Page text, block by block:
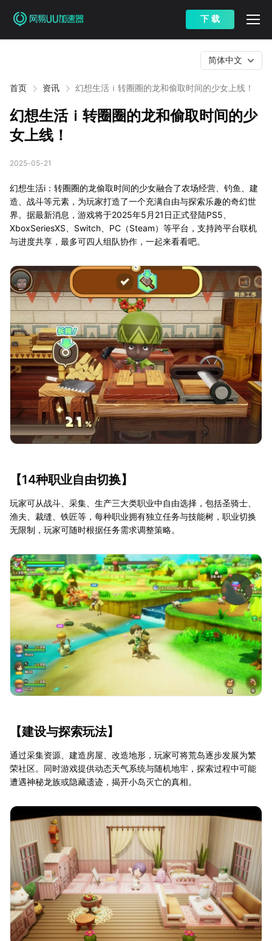
下 载
首页 资讯 幻想生活ｉ转圈圈的龙和偷取时间的少女上线！
简体中文
幻想生活ｉ转圈圈的龙和偷取时间的少
女上线！
2025-05-21
幻想生活i：转圈圈的龙偷取时间的少女融合了农场经营、钓鱼、建
造、战斗等元素，为玩家打造了一个充满自由与探索乐趣的奇幻世
界。据最新消息，游戏将于2025年5月21日正式登陆PS5、
XboxSeriesXS、Switch、PC（Steam）等平台，支持跨平台联机
与进度共享，最多可四人组队协作，一起来看看吧。
【14种职业自由切换】
玩家可从战斗、采集、生产三大类职业中自由选择，包括圣骑士、
渔夫、裁缝、铁匠等，每种职业拥有独立任务与技能树，职业切换
无限制，玩家可随时根据任务需求调整策略。
【建设与探索玩法】
通过采集资源、建造房屋、改造地形，玩家可将荒岛逐步发展为繁
荣社区。同时游戏提供动态天气系统与随机地牢，探索过程中可能
遭遇神秘龙族或隐藏遗迹，揭开小岛灭亡的真相。